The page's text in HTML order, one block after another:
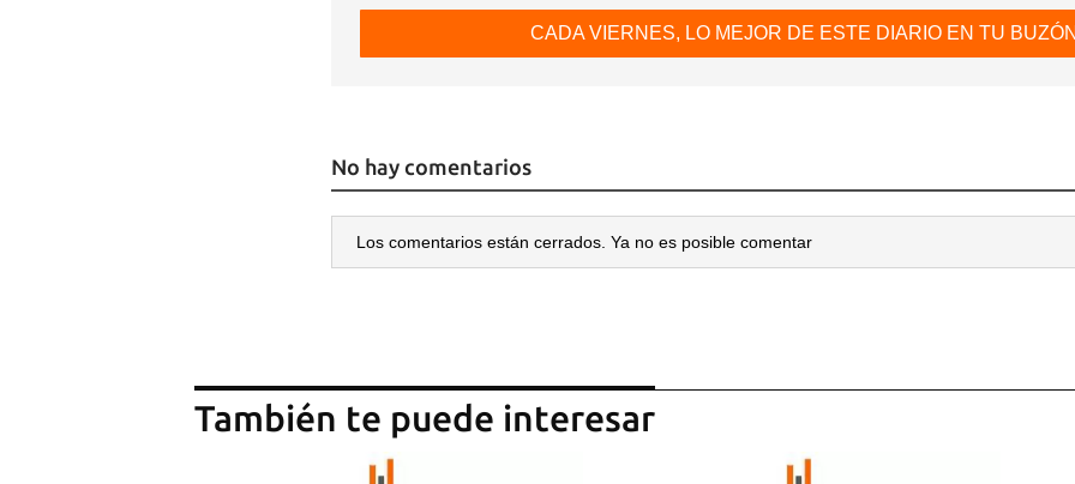
INICIAR SESIÓN
CADA VIERNES, LO MEJOR DE ESTE DIARIO EN TU
No hay comentarios
Los comentarios están cerrados. Ya no es posible comentar
También te puede interesar